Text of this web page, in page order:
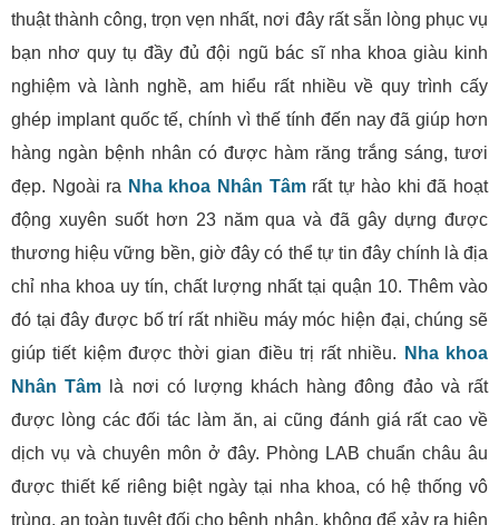
thuật thành công, trọn vẹn nhất, nơi đây rất sẵn lòng phục vụ
bạn nhơ quy tụ đầy đủ đội ngũ bác sĩ nha khoa giàu kinh
nghiệm và lành nghề, am hiểu rất nhiều về quy trình cấy
ghép implant quốc tế, chính vì thế tính đến nay đã giúp hơn
hàng ngàn bệnh nhân có được hàm răng trắng sáng, tươi
đẹp. Ngoài ra Nha khoa Nhân Tâmrất tự hào khi đã hoạt
động xuyên suốt hơn 23 năm qua và đã gây dựng được
thương hiệu vững bền, giờ đây có thể tự tin đây chính là địa
chỉ nha khoa uy tín, chất lượng nhất tại quận 10. Thêm vào
đó tại đây được bố trí rất nhiều máy móc hiện đại, chúng sẽ
giúp tiết kiệm được thời gian điều trị rất nhiều.
Nha khoa
Nhân Tâm là nơi có lượng khách hàng đông đảo và rất
được lòng các đối tác làm ăn, ai cũng đánh giá rất cao về
dịch vụ và chuyên môn ở đây. Phòng LAB chuẩn châu âu
được thiết kế riêng biệt ngày tại nha khoa, có hệ thống vô
trùng, an toàn tuyệt đối cho bệnh nhân, không để xảy ra hiện